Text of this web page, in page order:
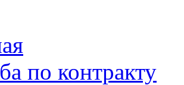
по контракту